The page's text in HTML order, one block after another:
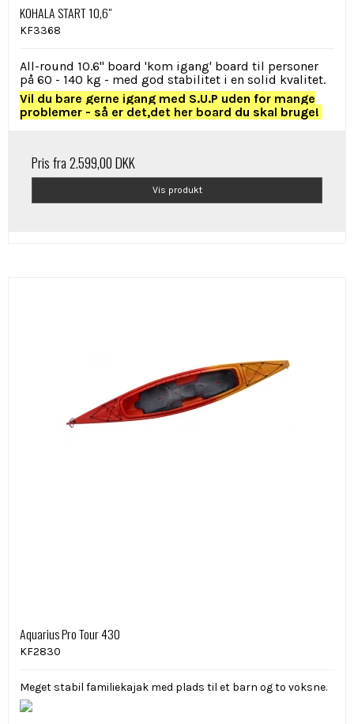
KOHALA START 10,6"
KF3368
All-round 10.6" board 'kom igang' board til personer
på 60 - 140 kg - med god stabilitet i en solid kvalitet.
Vil du bare gerne igang med S.U.P uden for mange
problemer - så er det,det her board du skal bruge!
Pris fra2.599,00 DKK
Vis produkt
Aquarius Pro Tour 430
KF2830
Meget stabil familiekajak med plads til et barn og to voksne.